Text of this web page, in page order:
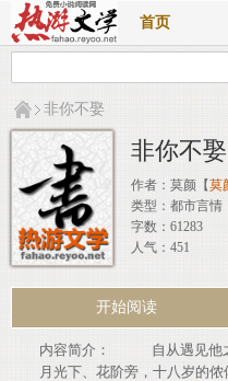
首页
非你不娶
非你不娶
作者： 莫颜 【莫
类型：都市言情
字数：61283
人气：451
开始阅读
内容简介： 自从遇见他之
月光下、花阶旁，十八岁的侬